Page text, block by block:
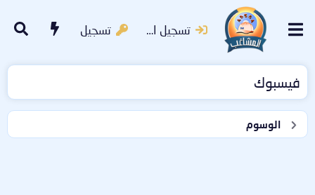
تسجيل الدخول تسجيل
فيسبوك
الوسوم